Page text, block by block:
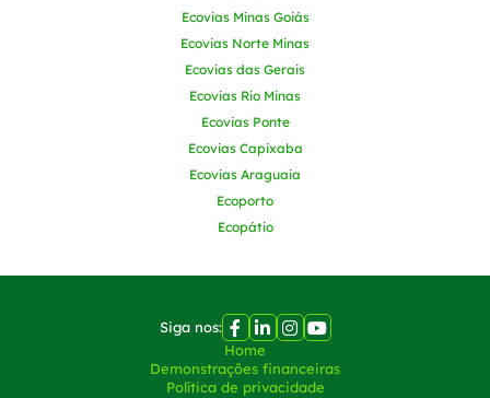
Ecovias Minas Goiás
Ecovias Norte Minas
Ecovias das Gerais
Ecovias Rio Minas
Ecovias Ponte
Ecovias Capixaba
Ecovias Araguaia
Ecoporto
Ecopátio
Siga nos:
Home
Demonstrações financeiras
Política de privacidade